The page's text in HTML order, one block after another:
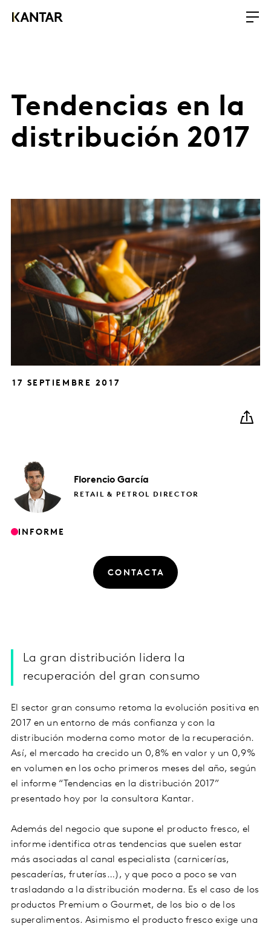
Tendencias en la
distribución 2017
17 SEPTIEMBRE 2017
Florencio García
RETAIL & PETROL DIRECTOR
INFORME
CONTACTA
La gran distribución lidera la
recuperación del gran consumo
El sector gran consumo retoma la evolución positiva en
2017 en un entorno de más confianza y con la
distribución moderna como motor de la recuperación.
Así, el mercado ha crecido un 0,8% en valor y un 0,9%
en volumen en los ocho primeros meses del año, según
el informe “Tendencias en la distribución 2017”
presentado hoy por la consultora Kantar.
Además del negocio que supone el producto fresco, el
informe identifica otras tendencias que suelen estar
más asociadas al canal especialista (carnicerías,
pescaderías, fruterías…), y que poco a poco se van
trasladando a la distribución moderna. Es el caso de los
productos Premium o Gourmet, de los bio o de los
superalimentos. Asimismo el producto fresco exige una